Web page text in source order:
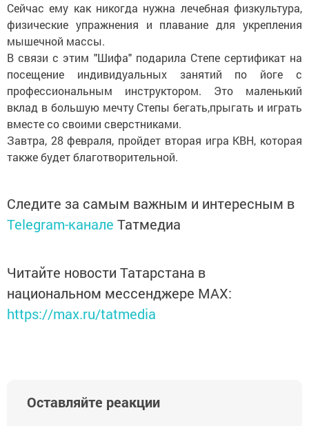
Сейчас ему как никогда нужна лечебная физкультура,
физические упражнения и плавание для укрепления
мышечной массы.
В связи с этим "Шифа" подарила Степе сертификат на
посещение индивидуальных занятий по йоге с
профессиональным инструктором. Это маленький
вклад в большую мечту Степы бегать,прыгать и играть
вместе со своими сверстниками.
Завтра, 28 февраля, пройдет вторая игра КВН, которая
также будет благотворительной.
Следите за самым важным и интересным в
Telegram-канале Татмедиа
Читайте новости Татарстана в
национальном мессенджере MАХ:
https://max.ru/tatmedia
Оставляйте реакции